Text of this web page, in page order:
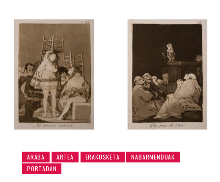
ARABA ARTEA ERAKUSKETA
NABARMENDUAK
PORTADAN